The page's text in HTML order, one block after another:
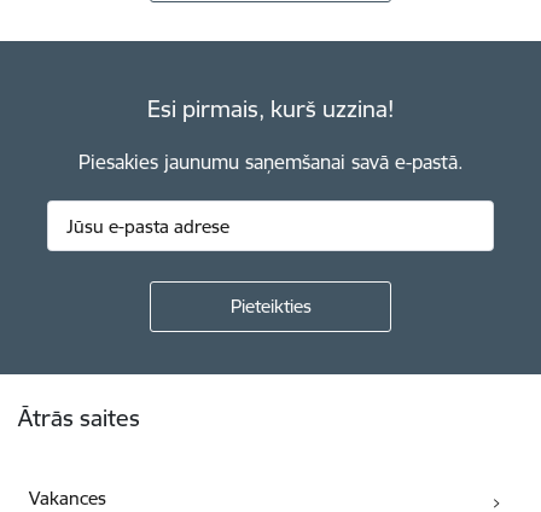
Esi pirmais, kurš uzzina!
Piesakies jaunumu saņemšanai savā e-pastā.
Ātrās saites
Vakances